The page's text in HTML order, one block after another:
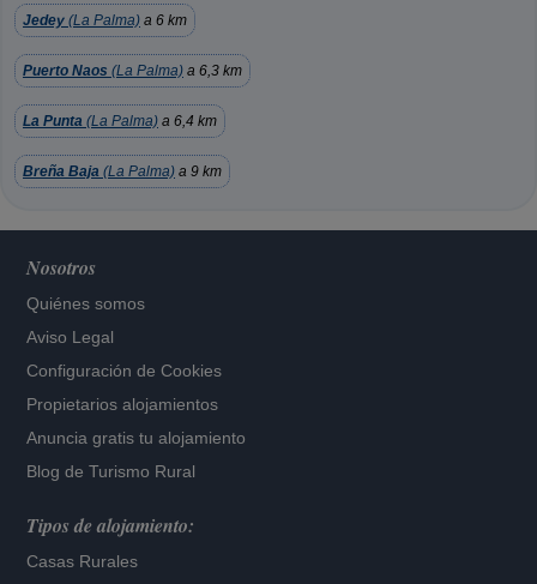
Jedey (La Palma) a 6 km
Puerto Naos (La Palma) a 6,3 km
La Punta (La Palma) a 6,4 km
Breña Baja (La Palma) a 9 km
Nosotros
Quiénes somos
Aviso Legal
Configuración de Cookies
Propietarios alojamientos
Anuncia gratis tu alojamiento
Blog de Turismo Rural
Tipos de alojamiento:
Casas Rurales